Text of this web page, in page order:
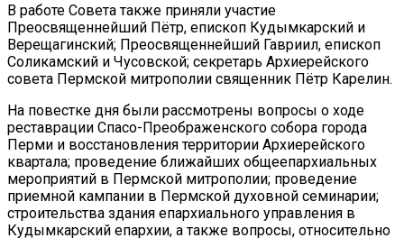
В работе Совета также приняли участие
Преосвященнейший Пётр, епископ Кудымкарский и
Верещагинский; Преосвященнейший Гавриил, епископ
Соликамский и Чусовской; секретарь Архиерейского
совета Пермской митрополии священник Пётр Карелин.
На повестке дня были рассмотрены вопросы о ходе
реставрации Спасо-Преображенского собора города
Перми и восстановления территории Архиерейского
квартала; проведение ближайших общеепархиальных
мероприятий в Пермской митрополии; проведение
приемной кампании в Пермской духовной семинарии;
строительства здания епархиального управления в
Кудымкарский епархии, а также вопросы, относительно